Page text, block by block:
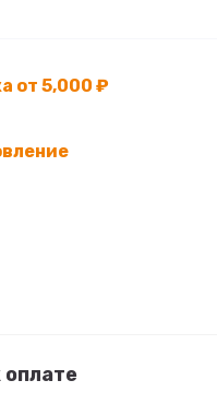
от 5,000 ₽